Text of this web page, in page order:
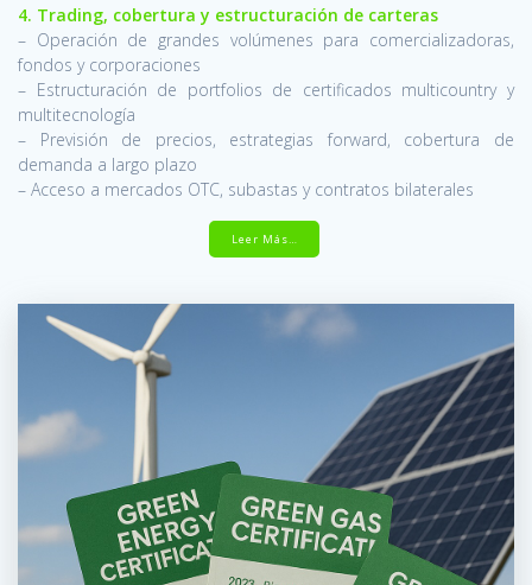
4. Trading, cobertura y estructuración de carteras
– Operación de grandes volúmenes para comercializadoras,
fondos y corporaciones
– Estructuración de portfolios de certificados multicountry y
multitecnología
– Previsión de precios, estrategias forward, cobertura de
demanda a largo plazo
– Acceso a mercados OTC, subastas y contratos bilaterales
Leer Más…